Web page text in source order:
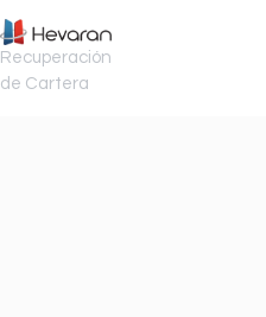
Recuperación
de Cartera